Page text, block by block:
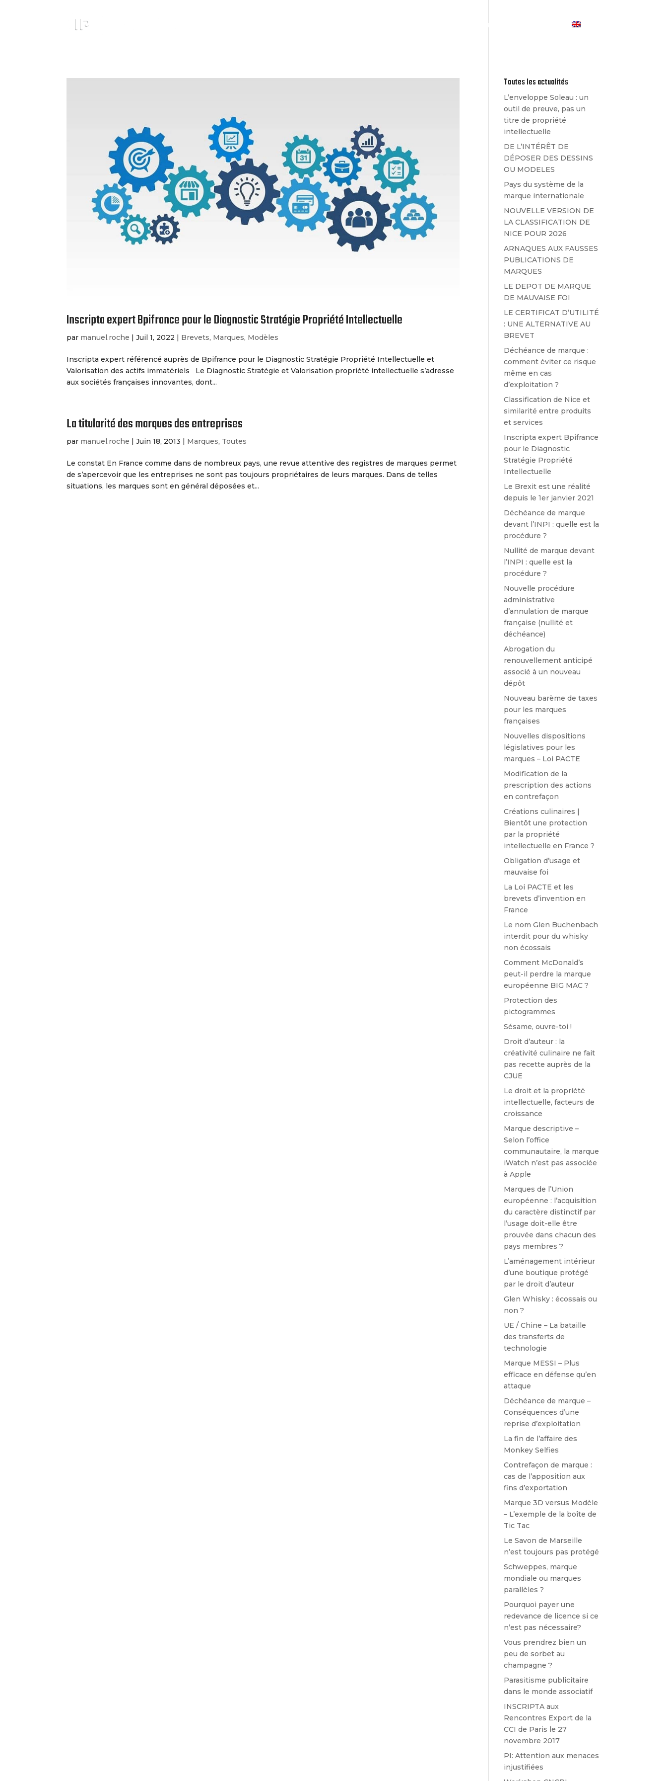
Les Actualités
Inscripta expert Bpifrance pour le Diagnostic Stratégie Propriété Intellectuelle
par manuel.roche |Juil 1, 2022 | Brevets, Marques, Modèles
Inscripta expert référencé auprès de Bpifrance pour le Diagnostic Stratégie Propriété Intellectuelle et
Valorisation des actifs immatériels Le Diagnostic Stratégie et Valorisation propriété intellectuelle s’adresse
aux sociétés françaises innovantes, dont...
La titularité des marques des entreprises
par manuel.roche |Juin 18, 2013 | Marques, Toutes
Le constat En France comme dans de nombreux pays, une revue attentive des registres de marques permet
de s’apercevoir que les entreprises ne sont pas toujours propriétaires de leurs marques. Dans de telles
situations, les marques sont en général déposées et...
Toutes les actualités
L’enveloppe Soleau : un
outil de preuve, pas un
titre de propriété
intellectuelle
DE L’INTÉRÊT DE
DÉPOSER DES DESSINS
OU MODELES
Pays du système de la
marque internationale
NOUVELLE VERSION DE
LA CLASSIFICATION DE
NICE POUR 2026
ARNAQUES AUX FAUSSES
PUBLICATIONS DE
MARQUES
LE DEPOT DE MARQUE
DE MAUVAISE FOI
LE CERTIFICAT D’UTILITÉ
: UNE ALTERNATIVE AU
BREVET
Déchéance de marque :
comment éviter ce risque
même en cas
d’exploitation ?
Classification de Nice et
similarité entre produits
et services
Inscripta expert Bpifrance
pour le Diagnostic
Stratégie Propriété
Intellectuelle
Le Brexit est une réalité
depuis le 1er janvier 2021
Déchéance de marque
devant l’INPI : quelle est la
procédure ?
Nullité de marque devant
l’INPI : quelle est la
procédure ?
Nouvelle procédure
administrative
d’annulation de marque
française (nullité et
déchéance)
Abrogation du
renouvellement anticipé
associé à un nouveau
dépôt
Nouveau barème de taxes
pour les marques
françaises
Nouvelles dispositions
législatives pour les
marques – Loi PACTE
Modification de la
prescription des actions
en contrefaçon
Créations culinaires |
Bientôt une protection
par la propriété
intellectuelle en France ?
Obligation d’usage et
mauvaise foi
La Loi PACTE et les
brevets d’invention en
France
Le nom Glen Buchenbach
interdit pour du whisky
non écossais
Comment McDonald’s
peut-il perdre la marque
européenne BIG MAC ?
Protection des
pictogrammes
Sésame, ouvre-toi !
Droit d’auteur : la
créativité culinaire ne fait
pas recette auprès de la
CJUE
Le droit et la propriété
intellectuelle, facteurs de
croissance
Marque descriptive –
Selon l’office
communautaire, la marque
iWatch n’est pas associée
à Apple
Marques de l’Union
européenne : l’acquisition
du caractère distinctif par
l’usage doit-elle être
prouvée dans chacun des
pays membres ?
L’aménagement intérieur
d’une boutique protégé
par le droit d’auteur
Glen Whisky : écossais ou
non ?
UE / Chine – La bataille
des transferts de
technologie
Marque MESSI – Plus
efficace en défense qu’en
attaque
Déchéance de marque –
Conséquences d’une
reprise d’exploitation
La fin de l’affaire des
Monkey Selfies
Contrefaçon de marque :
cas de l’apposition aux
fins d’exportation
Marque 3D versus Modèle
– L’exemple de la boîte de
Tic Tac
Le Savon de Marseille
n’est toujours pas protégé
Schweppes, marque
mondiale ou marques
parallèles ?
Pourquoi payer une
redevance de licence si ce
n’est pas nécessaire?
Vous prendrez bien un
peu de sorbet au
champagne ?
Parasitisme publicitaire
dans le monde associatif
INSCRIPTA aux
Rencontres Export de la
CCI de Paris le 27
novembre 2017
PI: Attention aux menaces
injustifiées